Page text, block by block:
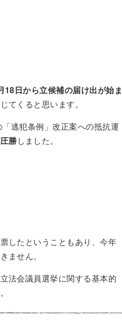
18日から立候補の届け出が始ま
てくると思います。
逃犯条例」改正案への抵抗運
勝しました。
したということもあり、今年
ません。
法会議員選挙に関する基本的